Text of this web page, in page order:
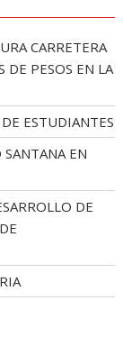
CARRETERA
DE PESOS EN LA
ESTUDIANTES
EN
DE